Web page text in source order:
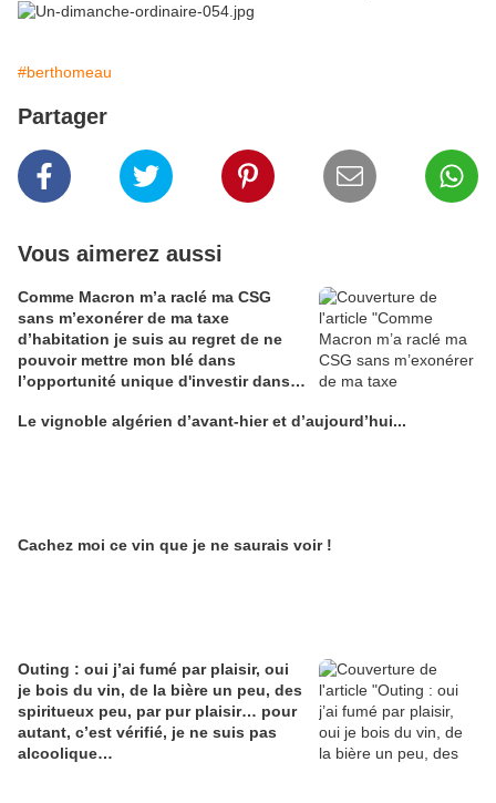
#berthomeau
Partager
Vous aimerez aussi
Comme Macron m’a raclé ma CSG
sans m’exonérer de ma taxe
d’habitation je suis au regret de ne
pouvoir mettre mon blé dans
l’opportunité unique d'investir dans
Alain Edouard
Le vignoble algérien d’avant-hier et d’aujourd’hui...
Cachez moi ce vin que je ne saurais voir !
Outing : oui j’ai fumé par plaisir, oui
je bois du vin, de la bière un peu, des
spiritueux peu, par pur plaisir… pour
autant, c’est vérifié, je ne suis pas
alcoolique…